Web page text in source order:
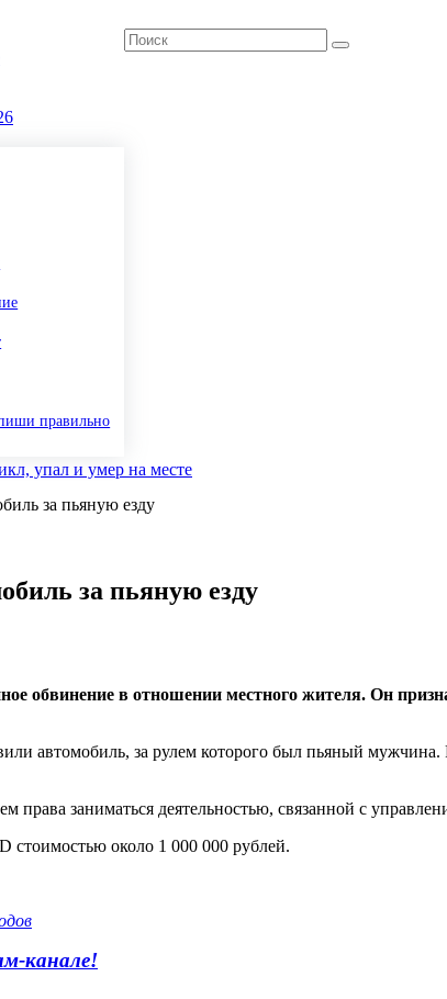
правильно
упал и умер на месте
не возвращать долг
для киносъемок
за пьяную езду
за пьяную езду
обвинение в отношении местного жителя. Он
автомобиль, за рулем которого был пьяный
заниматься деятельностью, связанной с
стоимостью около 1 000 000 рублей.
канале!